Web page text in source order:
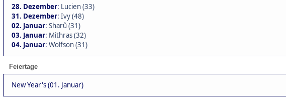
28. Dezember: Lucien (33)
31. Dezember: Ivy (48)
02. Januar: Sharû (31)
03. Januar: Mithras (32)
04. Januar: Wolfson (31)
Feiertage
New Year's (01. Januar)